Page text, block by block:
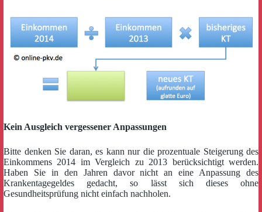
Kein Ausgleich vergessener Anpassungen
Bitte denken Sie daran, es kann nur die prozentuale Steigerung des
Einkommens 2014 im Vergleich zu 2013 berücksichtigt werden.
Haben Sie in den Jahren davor nicht an eine Anpassung des
Krankentagegeldes gedacht, so lässt sich dieses ohne
Gesundheitsprüfung nicht einfach nachholen.